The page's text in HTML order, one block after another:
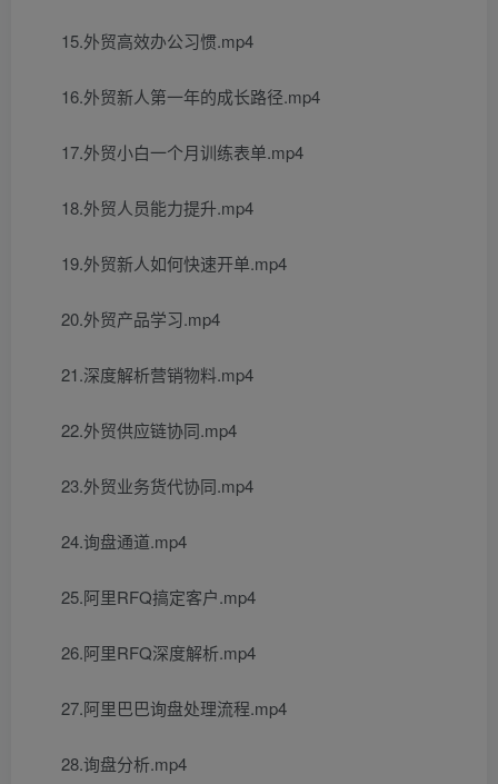
15.外贸高效办公习惯.mp4
16.外贸新人第一年的成长路径.mp4
17.外贸小白一个月训练表单.mp4
18.外贸人员能力提升.mp4
19.外贸新人如何快速开单.mp4
20.外贸产品学习.mp4
21.深度解析营销物料.mp4
22.外贸供应链协同.mp4
23.外贸业务货代协同.mp4
24.询盘通道.mp4
25.阿里RFQ搞定客户.mp4
26.阿里RFQ深度解析.mp4
27.阿里巴巴询盘处理流程.mp4
28.询盘分析.mp4